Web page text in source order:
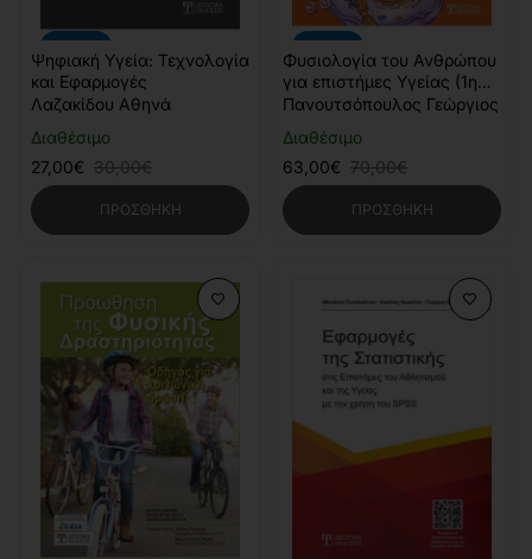
Διαθέσιμο
Ψηφιακή Υγεία: Τεχνολογία
και Εφαρμογές
Λαζακίδου Αθηνά
27,00€ 30,00€
ΠΡΟΣΘΉΚΗ
Διαθέσιμο
Φυσιολογία του Ανθρώπου
για επιστήμες Υγείας (1η
Έκδοση)
Πανουτσόπουλος Γεώργιος
63,00€ 70,00€
ΠΡΟΣΘΉΚΗ